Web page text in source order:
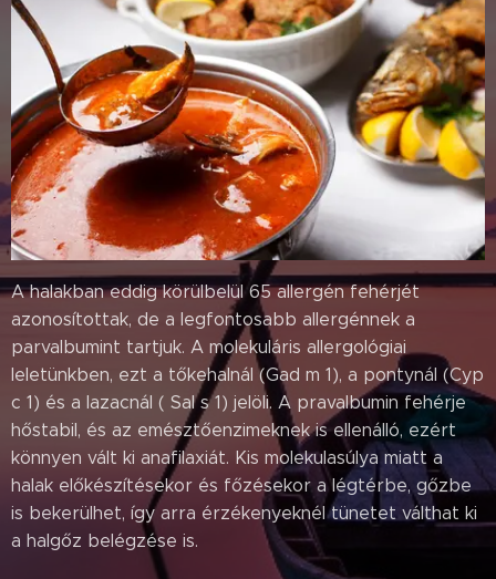
A halakban eddig körülbelül 65 allergén fehérjét
azonosítottak, de a legfontosabb allergénnek a
parvalbumint tartjuk. A molekuláris allergológiai
leletünkben, ezt a tőkehalnál (Gad m 1), a pontynál (Cyp
c 1) és a lazacnál ( Sal s 1) jelöli. A pravalbumin fehérje
hőstabil, és az emésztőenzimeknek is ellenálló, ezért
könnyen vált ki anafilaxiát. Kis molekulasúlya miatt a
halak előkészítésekor és főzésekor a légtérbe, gőzbe
is bekerülhet, így arra érzékenyeknél tünetet válthat ki
a halgőz belégzése is.